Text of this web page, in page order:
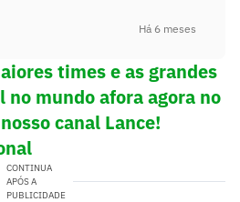
Há 6 meses
times e as grandes
mundo afora agora no
canal Lance!
CONTINUA
APÓS A
PUBLICIDADE